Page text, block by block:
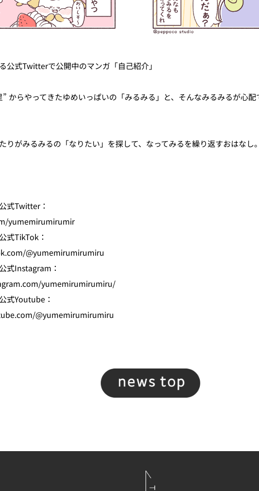
公式Twitterで公開中のマンガ「自己紹介」
からやってきたゆめいっぱいの「みるみる」と、そんなみるみるが心
りがみるみるの「なりたい」を探して、なってみるを繰り返すおはなし。
式Twitter：
yumemirumirumir
式TikTok：
@yumemirumirumiru
式Instagram：
yumemirumirumiru/
式Youtube：
@yumemirumirumiru